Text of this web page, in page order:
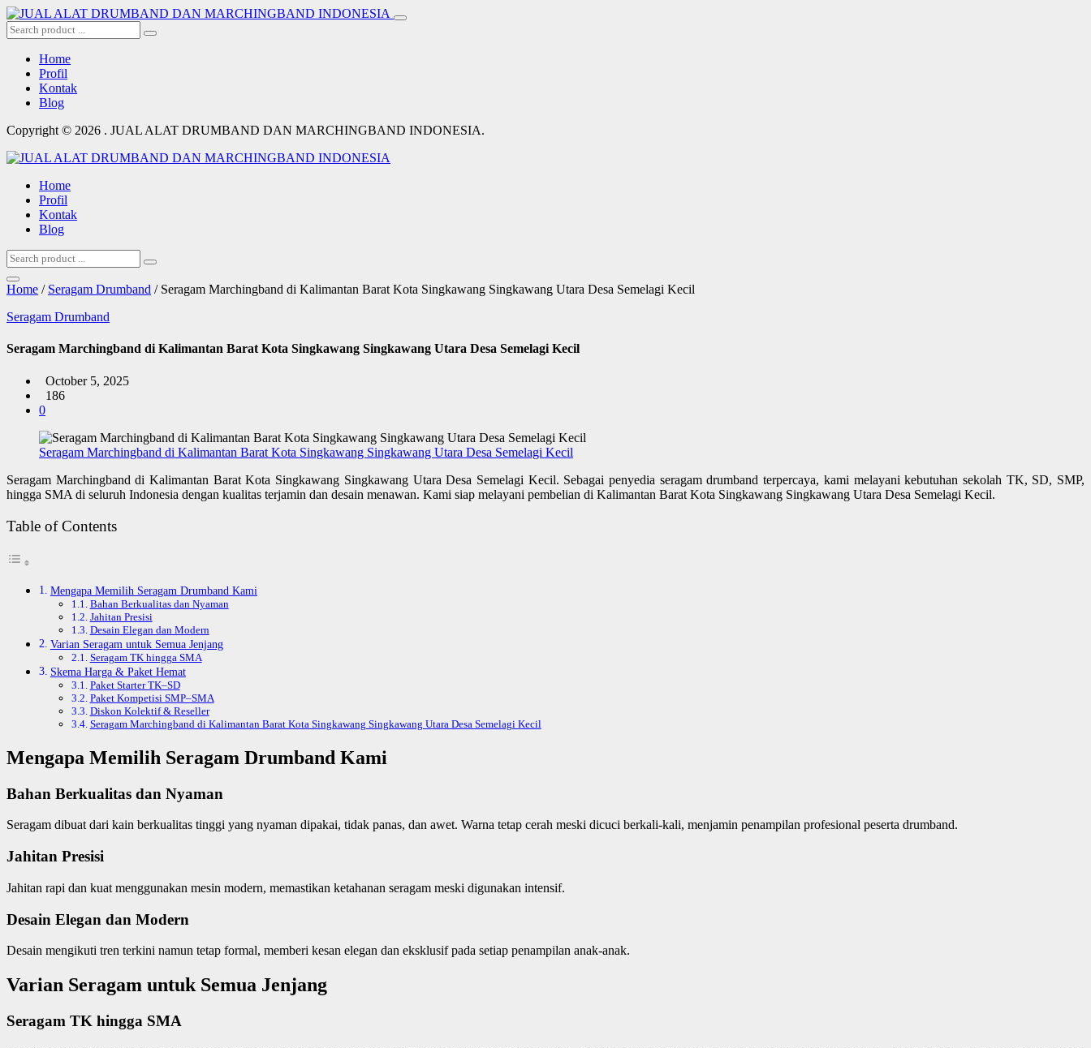
Home
Profil
Kontak
Blog
Copyright © 2026 . JUAL ALAT DRUMBAND DAN MARCHINGBAND INDONESIA.
Home
Profil
Kontak
Blog
Home / Seragam Drumband / Seragam Marchingband di Kalimantan Barat Kota Singkawang Singkawang Utara Desa Semelagi Kecil
Seragam Drumband
Seragam Marchingband di Kalimantan Barat Kota Singkawang Singkawang Utara Desa Semelagi Kecil
October 5, 2025
186
0
Seragam Marchingband di Kalimantan Barat Kota Singkawang Singkawang Utara Desa Semelagi Kecil
Seragam Marchingband di Kalimantan Barat Kota Singkawang Singkawang Utara Desa Semelagi Kecil. Sebagai penyedia seragam drumband terpercaya, kami melayani kebutuhan sekolah TK, SD, SMP,
hingga SMA di seluruh Indonesia dengan kualitas terjamin dan desain menawan. Kami siap melayani pembelian di Kalimantan Barat Kota Singkawang Singkawang Utara Desa Semelagi Kecil.
Table of Contents
Mengapa Memilih Seragam Drumband Kami
Bahan Berkualitas dan Nyaman
Jahitan Presisi
Desain Elegan dan Modern
Varian Seragam untuk Semua Jenjang
Seragam TK hingga SMA
Skema Harga & Paket Hemat
Paket Starter TK–SD
Paket Kompetisi SMP–SMA
Diskon Kolektif & Reseller
Seragam Marchingband di Kalimantan Barat Kota Singkawang Singkawang Utara Desa Semelagi Kecil
Mengapa Memilih Seragam Drumband Kami
Bahan Berkualitas dan Nyaman
Seragam dibuat dari kain berkualitas tinggi yang nyaman dipakai, tidak panas, dan awet. Warna tetap cerah meski dicuci berkali-kali, menjamin penampilan profesional peserta drumband.
Jahitan Presisi
Jahitan rapi dan kuat menggunakan mesin modern, memastikan ketahanan seragam meski digunakan intensif.
Desain Elegan dan Modern
Desain mengikuti tren terkini namun tetap formal, memberi kesan elegan dan eksklusif pada setiap penampilan anak-anak.
Varian Seragam untuk Semua Jenjang
Seragam TK hingga SMA